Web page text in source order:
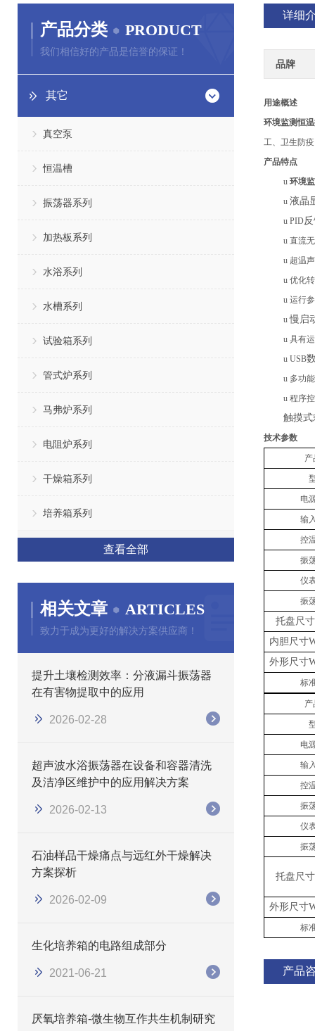
产品分类 PRODUCT
我们相信好的产品是信誉的保证！
其它
真空泵
恒温槽
振荡器系列
加热板系列
水浴系列
水槽系列
试验箱系列
管式炉系列
马弗炉系列
电阻炉系列
干燥箱系列
培养箱系列
查看全部
相关文章 ARTICLES
致力于成为更好的解决方案供应商！
提升土壤检测效率：分液漏斗振荡器
在有害物提取中的应用
2026-02-28
​​超声波水浴振荡器在设备和容器清洗
及洁净区维护中的应用解决方案
2026-02-13
石油样品干燥痛点与远红外干燥解决
方案探析
2026-02-09
生化培养箱的电路组成部分
2021-06-21
厌氧培养箱-微生物互作共生机制研究
详细
品牌
用途概述
环境监测恒
工、卫生防
产品特点
u 环境
u 液晶
u PID
u 直流无
u 超温
u 优化
u 运行
u慢启
u 具有
u USB
u 多功
u 程序
触摸式
技术参数
产
电
输
控
振
仪
振
托盘尺寸
内胆尺寸
外形尺寸
标
产
电
输
控
振
仪
振
托盘尺寸
外形尺寸
标
产品